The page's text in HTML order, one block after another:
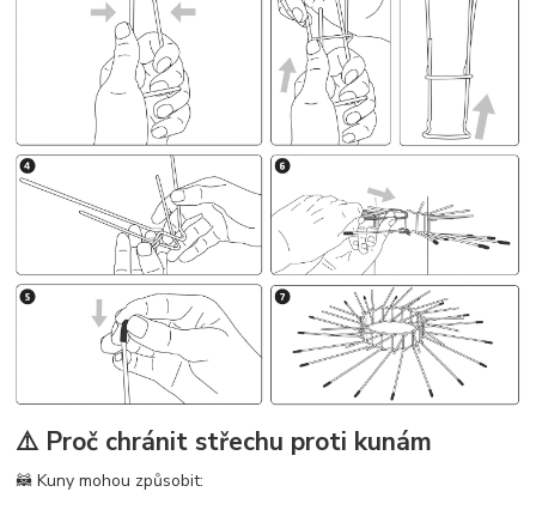
⚠️ Proč chránit střechu proti kunám
🦝 Kuny mohou způsobit: